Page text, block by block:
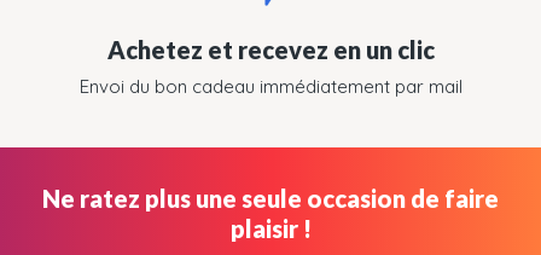
Achetez et recevez en un clic
Envoi du bon cadeau immédiatement par mail
Ne ratez plus une seule occasion de faire
plaisir !